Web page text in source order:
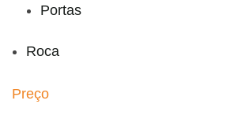
Portas
Roca
Preço